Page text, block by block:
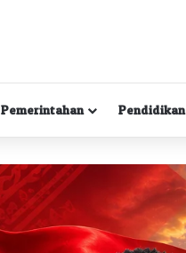
Pemerintahan Pendidikan